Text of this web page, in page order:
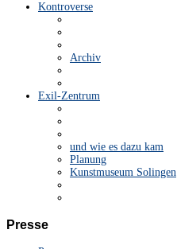
Kontroverse
Archiv
Exil-Zentrum
und wie es dazu kam
Planung
Kunstmuseum Solingen
Presse